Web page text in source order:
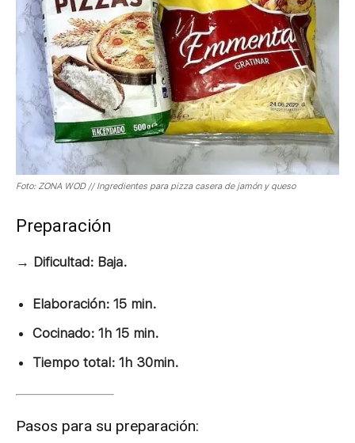
Foto: ZONA WOD // Ingredientes para pizza casera de jamón y queso
Preparación
→ Dificultad: Baja.
Elaboración: 15 min.
Cocinado: 1h 15 min.
Tiempo total: 1h 30min.
Pasos para su preparación: